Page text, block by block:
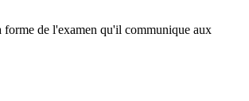
forme de l'examen qu'il communique aux